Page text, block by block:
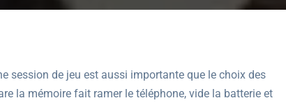
session de jeu est aussi importante que le choix des
la mémoire fait ramer le téléphone, vide la batterie et